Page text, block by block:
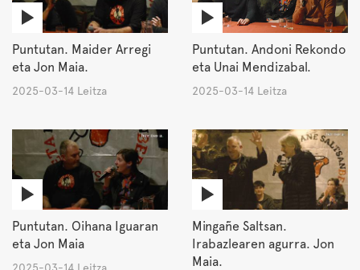
Puntutan. Maider Arregi
eta Jon Maia.
2025-03-14 Leitza
Puntutan. Andoni Rekondo
eta Unai Mendizabal.
2025-03-14 Leitza
Puntutan. Oihana Iguaran
eta Jon Maia
Mingañe Saltsan.
Irabazlearen agurra. Jon
Maia.